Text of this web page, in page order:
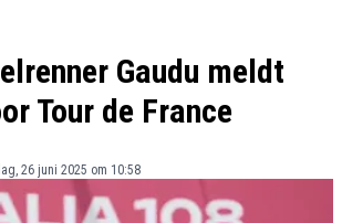
Gaudu meldt
Tour de France
26 juni 2025 om 10:58